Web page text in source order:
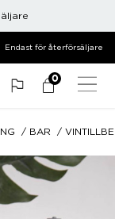
Endast för återförsäljare
0
BAR